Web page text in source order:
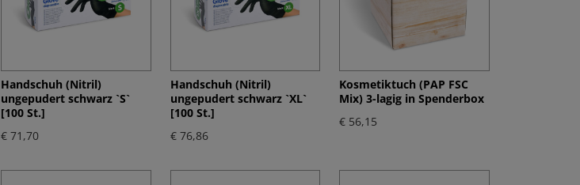
Handschuh (Nitril)
ungepudert schwarz `S`
[100 St.]
€ 71,70
Handschuh (Nitril)
ungepudert schwarz `XL`
[100 St.]
€ 76,86
Kosmetiktuch (PAP FSC
Mix) 3-lagig in Spenderbox
€ 56,15